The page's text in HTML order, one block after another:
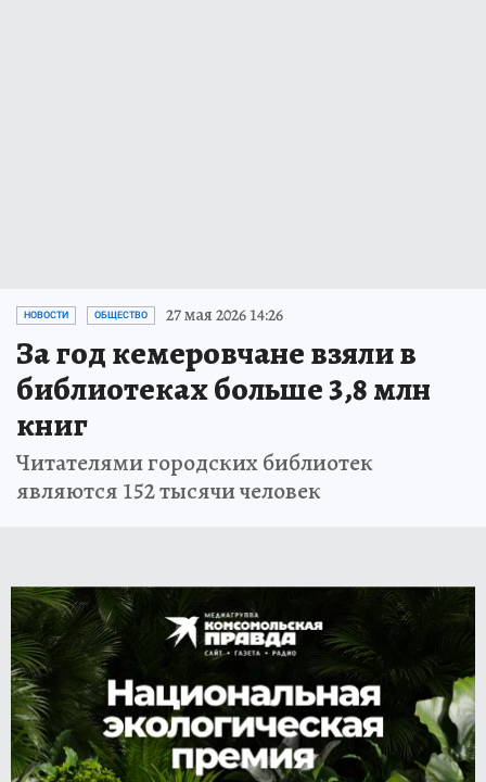
НОВОСТИ ОБЩЕСТВО 27 мая 2026 14:26
За год кемеровчане взяли в
библиотеках больше 3,8 млн
книг
Читателями городских библиотек
являются 152 тысячи человек